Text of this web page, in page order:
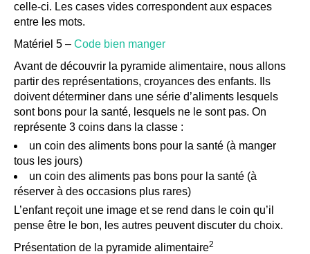
celle-ci. Les cases vides correspondent aux espaces
entre les mots.
Matériel 5 – Code bien manger
Avant de découvrir la pyramide alimentaire, nous allons
partir des représentations, croyances des enfants. Ils
doivent déterminer dans une série d’aliments lesquels
sont bons pour la santé, lesquels ne le sont pas. On
représente 3 coins dans la classe :
un coin des aliments bons pour la santé (à manger
tous les jours)
un coin des aliments pas bons pour la santé (à
réserver à des occasions plus rares)
L’enfant reçoit une image et se rend dans le coin qu’il
pense être le bon, les autres peuvent discuter du choix.
Présentation de la pyramide alimentaire2